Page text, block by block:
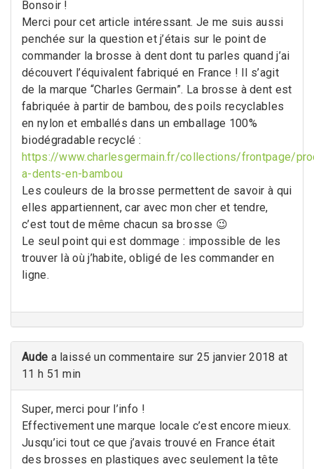
Bonsoir !
Merci pour cet article intéressant. Je me suis aussi
penchée sur la question et j’étais sur le point de
commander la brosse à dent dont tu parles quand j’ai
découvert l’équivalent fabriqué en France ! Il s’agit
de la marque “Charles Germain”. La brosse à dent est
fabriquée à partir de bambou, des poils recyclables
en nylon et emballés dans un emballage 100%
biodégradable recyclé :
https://www.charlesgermain.fr/collections/frontpage/
a-dents-en-bambou
Les couleurs de la brosse permettent de savoir à qui
elles appartiennent, car avec mon cher et tendre,
c’est tout de même chacun sa brosse 😉
Le seul point qui est dommage : impossible de les
trouver là où j’habite, obligé de les commander en
ligne.
Aude a laissé un commentaire sur 25 janvier 2018 at
11 h 51 min
Super, merci pour l’info !
Effectivement une marque locale c’est encore mieux.
Jusqu’ici tout ce que j’avais trouvé en France était
des brosses en plastiques avec seulement la tête